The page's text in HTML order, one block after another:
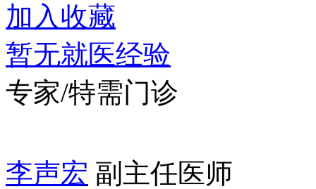
加入收藏
暂无就医经验
专家/特需门诊
李声宏 副主任医师